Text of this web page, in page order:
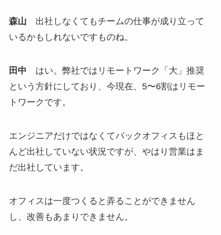
森山 出社しなくてもチームの仕事が成り立って
いるかもしれないですものね。
田中 はい。弊社ではリモートワーク「大」推奨
という方針にしており、今現在、5〜6割はリモー
トワークです。
エンジニアだけではなくてバックオフィスもほと
んど出社していない状況ですが、やはり営業はま
だ出社しています。
オフィスは一度つくると弄ることができません
し、改善もあまりできません。